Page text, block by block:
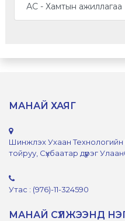
АС - Хамтын ажиллагаа
МАНАЙ ХАЯГ
Шинжлэх Ухаан
тойруу, Сүхбаатар дүүрэг
Утас : (976)-11-324590
МАНАЙ СҮЛЖЭЭНД